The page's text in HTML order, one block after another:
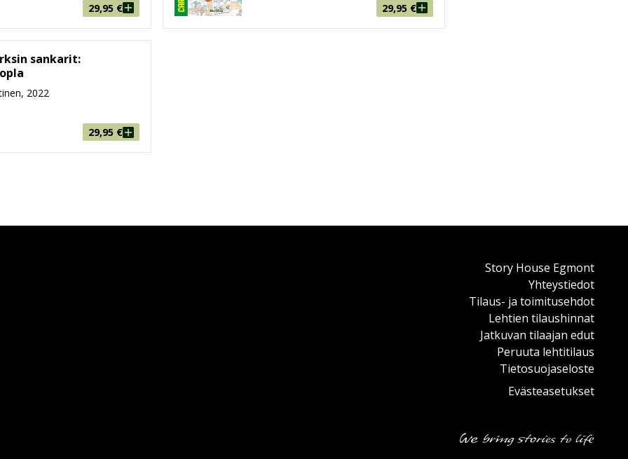
29,95 € 29,95 €
sankarit:
2022
29,95 €
Story House Egmont
Yhteystiedot
Tilaus- ja toimitusehdot
Lehtien tilaushinnat
Jatkuvan tilaajan edut
Peruuta lehtitilaus
Tietosuojaseloste
Evästeasetukset